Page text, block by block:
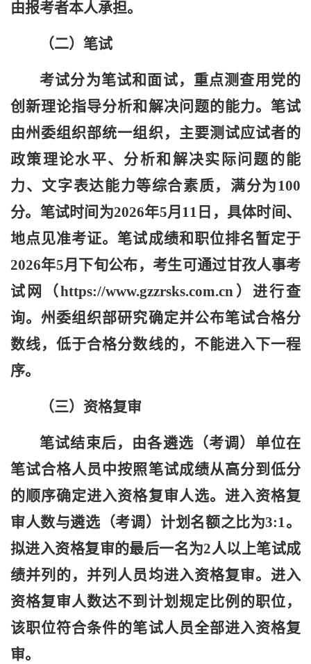
由报考者本人承担。
（二） 笔试
考试分为笔试和面试，重点测查用 党的
创新理论指导分析和解决问题的能力。 笔试
由州委组织部统一组织，主要测试应试者的
政策理论水平、分析和解决实际问题的能
力、文字表达能力等综合素质，满分为100
分。笔试时间为2026年5月 11 日，具体时间、
地点见准考证。笔试成绩和职位排名暂定于
2026年5月 下旬公布，考生可通过甘孜人事考
试网（https://www.gzzrsks.com.cn）进行查
询。州委组织部研究确定并公布笔试合格分
数线，低于合格分数线的，不能进入下一程
序。
（三）资格复审
笔试结束后，由各遴选（考调） 单位在
笔试合格人员中按照笔试成绩从高分到低分
的顺序确定进入资格复审人选。 进入资格复
审人数与遴选（考调）计划名额之比为3:1。
拟进入资格复审的最后一名为2人以上笔试成
绩并列的，并列人员均进入资格复审。 进入
资格复审人数达不到计划规定比例的职位，
该职位符合条件的笔试人员全部进入资格复
审。